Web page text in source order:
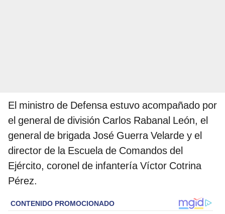
El ministro de Defensa estuvo acompañado por
el general de división Carlos Rabanal León, el
general de brigada José Guerra Velarde y el
director de la Escuela de Comandos del
Ejército, coronel de infantería Víctor Cotrina
Pérez.